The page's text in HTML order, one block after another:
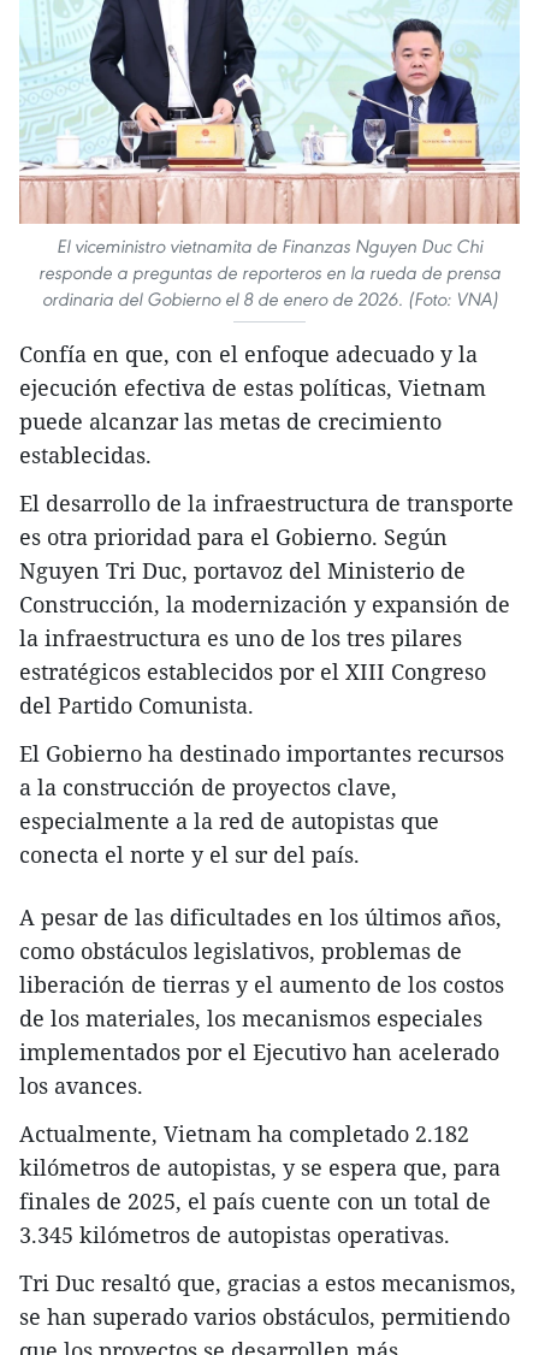
El viceministro vietnamita de Finanzas Nguyen Duc Chi
responde a preguntas de reporteros en la rueda de prensa
ordinaria del Gobierno el 8 de enero de 2026. (Foto: VNA)
Confía en que, con el enfoque adecuado y la
ejecución efectiva de estas políticas, Vietnam
puede alcanzar las metas de crecimiento
establecidas.
El desarrollo de la infraestructura de transporte
es otra prioridad para el Gobierno. Según
Nguyen Tri Duc, portavoz del Ministerio de
Construcción, la modernización y expansión de
la infraestructura es uno de los tres pilares
estratégicos establecidos por el XIII Congreso
del Partido Comunista.
El Gobierno ha destinado importantes recursos
a la construcción de proyectos clave,
especialmente a la red de autopistas que
conecta el norte y el sur del país.
A pesar de las dificultades en los últimos años,
como obstáculos legislativos, problemas de
liberación de tierras y el aumento de los costos
de los materiales, los mecanismos especiales
implementados por el Ejecutivo han acelerado
los avances.
Actualmente, Vietnam ha completado 2.182
kilómetros de autopistas, y se espera que, para
finales de 2025, el país cuente con un total de
3.345 kilómetros de autopistas operativas.
Tri Duc resaltó que, gracias a estos mecanismos,
se han superado varios obstáculos, permitiendo